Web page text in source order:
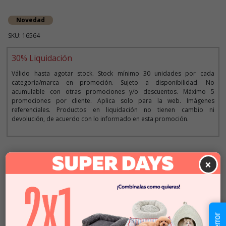
Novedad
SKU: 16564
30% Liquidación
Válido hasta agotar stock. Stock mínimo 30 unidades por cada
categoría/marca en promoción. Sujeto a disponibilidad. No
acumulable con otras promociones y/o descuentos. Máximo 5
promociones por cliente. Aplica solo para la web. Imágenes
referenciales. Productos en liquidación no tienen cambio ni
devolución, de acuerdo con lo informado en esta promoción.
Descripción
Seleccionar Formato
50x90 cm
×